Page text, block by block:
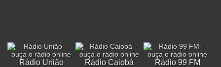
Rádio União Rádio Caiobá Rádio 99 FM